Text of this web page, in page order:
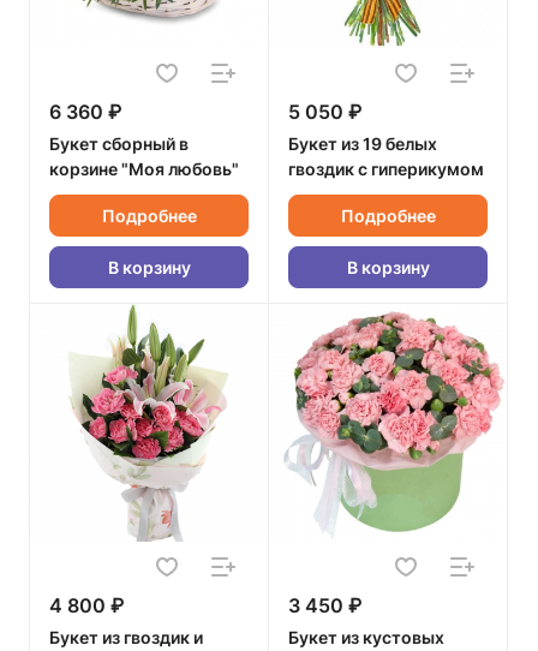
6 360 ₽
Букет сборный в
корзине "Моя любовь"
Подробнее
В корзину
5 050 ₽
Букет из 19 белых
гвоздик с гиперикумом
Подробнее
В корзину
4 800 ₽
Букет из гвоздик и
3 450 ₽
Букет из кустовых